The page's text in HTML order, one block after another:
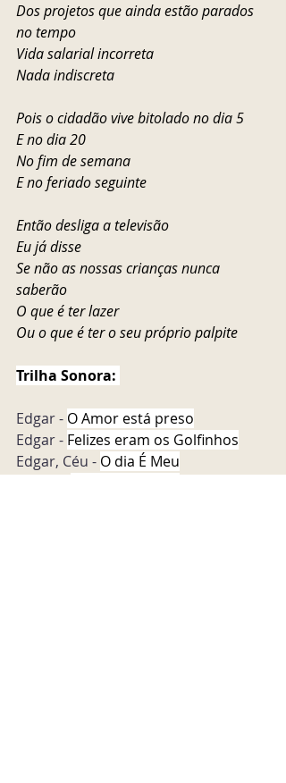
Dos projetos que ainda estão parados
no tempo
Vida salarial incorreta
Nada indiscreta
Pois o cidadão vive bitolado no dia 5
E no dia 20
No fim de semana
E no feriado seguinte
Então desliga a televisão
Eu já disse
Se não as nossas crianças nunca
saberão
O que é ter lazer
Ou o que é ter o seu próprio palpite
Trilha Sonora:
Edgar - O Amor está preso
Edgar - Felizes eram os Golfinhos
Edgar, Céu - O dia É Meu